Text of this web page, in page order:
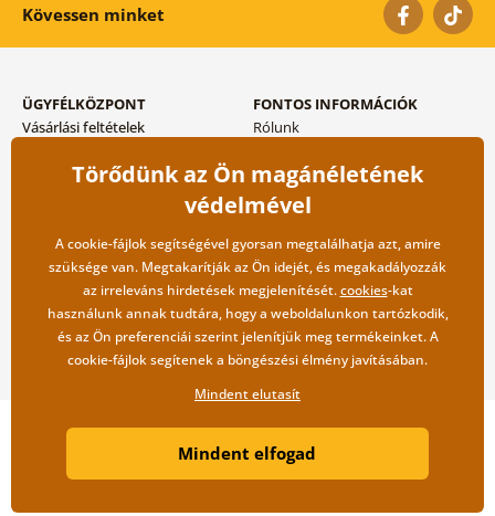
Kövessen minket
ÜGYFÉLKÖZPONT
Vásárlási feltételek
Szállítási és fizetési módok
FONTOS INFORMÁCIÓK
Rólunk
Blog
Kapcsolat
Nagykereskedelmi
együttműködés
Copyright ©2019 © Dovido.hu.
Litvanyi.sk| A webáruházat készítette
Törődünk az Ön magánéletének
védelmével
A cookie-fájlok segítségével gyorsan megtalálhatja azt, amire
szüksége van. Megtakarítják az Ön idejét, és megakadályozzák
az irreleváns hirdetések megjelenítését.cookies-kat
használunk annak tudtára, hogy a weboldalunkon tartózkodik,
és az Ön preferenciái szerint jelenítjük meg termékeinket. A
cookie-fájlok segítenek a böngészési élmény javításában.
Mindent elutasít
Mindent elfogad